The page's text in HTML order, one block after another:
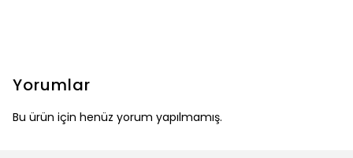
Yorumlar
Bu ürün için henüz yorum yapılmamış.